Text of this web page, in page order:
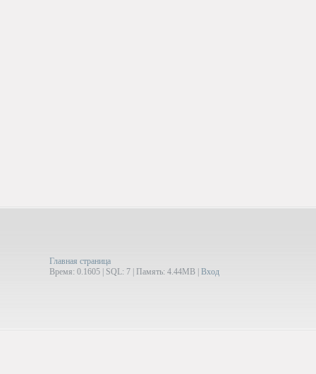
Главная страница
Время: 0.1605 | SQL: 7 | Память: 4.44MB Вход